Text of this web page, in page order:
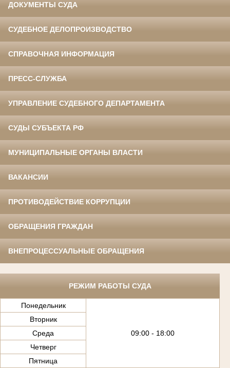
ДОКУМЕНТЫ СУДА
СУДЕБНОЕ ДЕЛОПРОИЗВОДСТВО
СПРАВОЧНАЯ ИНФОРМАЦИЯ
ПРЕСС-СЛУЖБА
УПРАВЛЕНИЕ СУДЕБНОГО ДЕПАРТАМЕНТА
СУДЫ СУБЪЕКТА РФ
МУНИЦИПАЛЬНЫЕ ОРГАНЫ ВЛАСТИ
ВАКАНСИИ
ПРОТИВОДЕЙСТВИЕ КОРРУПЦИИ
ОБРАЩЕНИЯ ГРАЖДАН
ВНЕПРОЦЕССУАЛЬНЫЕ ОБРАЩЕНИЯ
РЕЖИМ РАБОТЫ СУДА
Понедельник
09:00 - 18:00
Вторник
Среда
Четверг
Пятница